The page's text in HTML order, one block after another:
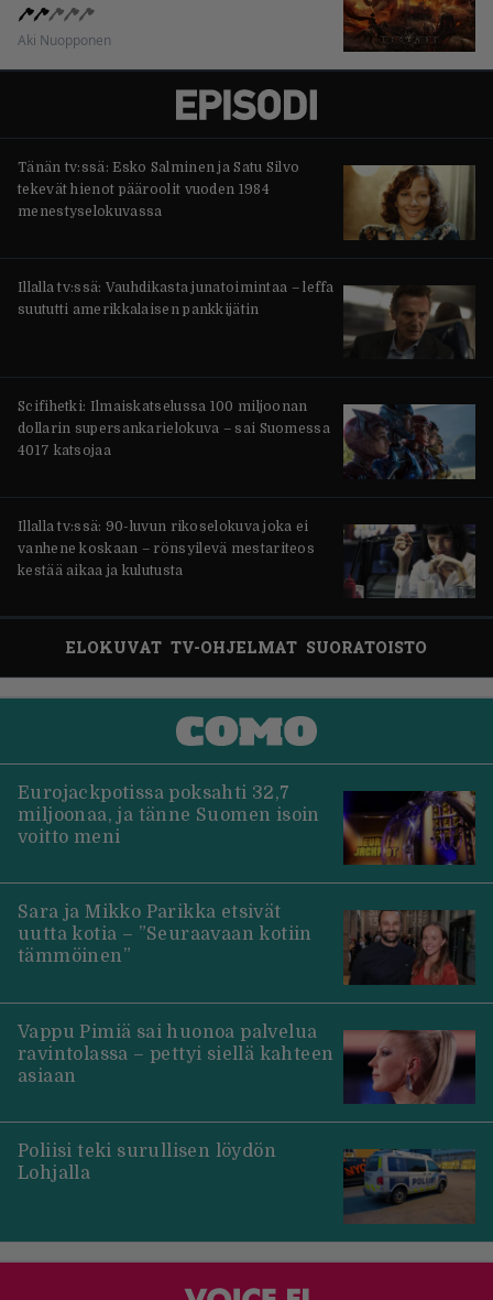
Aki Nuopponen
Tänän tv:ssä: Esko Salminen ja Satu Silvo
tekevät hienot pääroolit vuoden 1984
menestyselokuvassa
Illalla tv:ssä: Vauhdikasta junatoimintaa – leffa
suututti amerikkalaisen pankkijätin
Scifihetki: Ilmaiskatselussa 100 miljoonan
dollarin supersankarielokuva – sai Suomessa
4017 katsojaa
Illalla tv:ssä: 90-luvun rikoselokuva joka ei
vanhene koskaan – rönsyilevä mestariteos
kestää aikaa ja kulutusta
ELOKUVAT TV-OHJELMAT SUORATOISTO
Eurojackpotissa poksahti 32,7
miljoonaa, ja tänne Suomen isoin
voitto meni
Sara ja Mikko Parikka etsivät
uutta kotia – ”Seuraavaan kotiin
tämmöinen”
Vappu Pimiä sai huonoa palvelua
ravintolassa – pettyi siellä kahteen
asiaan
Poliisi teki surullisen löydön
Lohjalla